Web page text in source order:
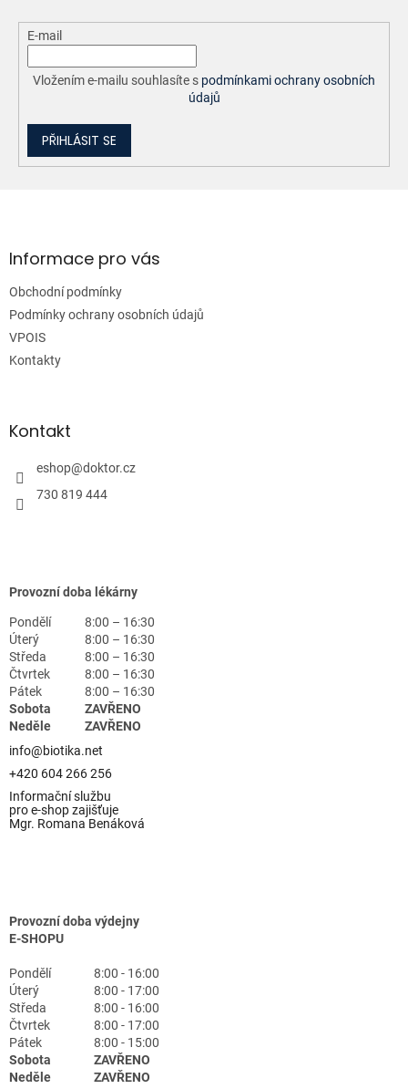
v
i
s
u
E-mail
Vložením e-mailu souhlasíte s podmínkami ochrany osobních
údajů
PŘIHLÁSIT SE
aInformace pro vás
Obchodní podmínky
Podmínky ochrany osobních údajů
VPOIS
Kontakty
Kontakt
eshop@doktor.cz
730 819 444
Provozní doba lékárny
Pondělí
8:00 – 16:30
Úterý
8:00 – 16:30
Středa
8:00 – 16:30
Čtvrtek
8:00 – 16:30
Pátek
8:00 – 16:30
Sobota
ZAVŘENO
Neděle
ZAVŘENO
info@biotika.net
+420 604 266 256
Informační službu
pro e-shop zajišťuje
Mgr. Romana Benáková
Provozní doba výdejny
E-SHOPU
Pondělí
8:00 - 16:00
Úterý
8:00 - 17:00
Středa
8:00 - 16:00
Čtvrtek
8:00 - 17:00
Pátek
8:00 - 15:00
Sobota
ZAVŘENO
Neděle
ZAVŘENO